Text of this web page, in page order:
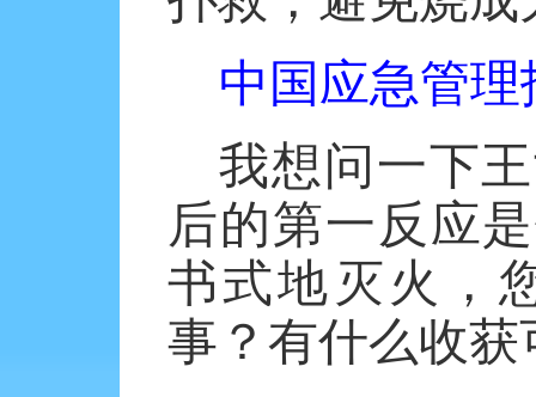
中国应急管理
我想问一下
后的第一反应
书式地灭火，
事？有什么收